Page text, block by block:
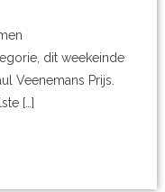
dit weekeinde
Veenemans Prijs.
[…]